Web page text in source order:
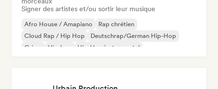
Signer des artistes et/ou sortir leur musique
Afro House / Amapiano
Rap chrétien
Cloud Rap / Hip Hop
Deutschrap/German Hip-Hop
Grime
Hip-hop
Hip-Hop instrumental